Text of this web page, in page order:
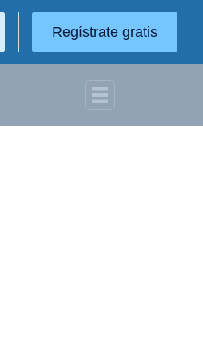
Regístrate gratis